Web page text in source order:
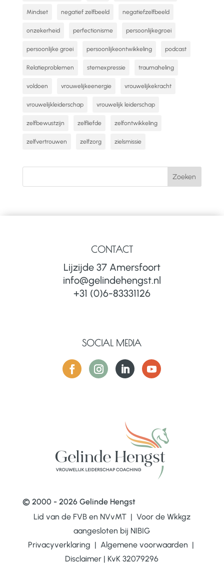
Mindset negatief zelfbeeld negatiefzelfbeeld
onzekerheid perfectionisme persoonlijkegroei
persoonlijke groei persoonlijkeontwikkeling podcast
Relatieproblemen stemexpressie traumaheling
voldoen vrouwelijkeenergie vrouwelijkekracht
vrouwelijkleiderschap vrouwelijk leiderschap
zelfbewustzijn zelfliefde zelfontwikkeling
zelfvertrouwen zelfzorg zielsmissie
CONTACT
Lijzijde 37 Amersfoort
info@gelindehengst.nl
+31 (0)6-83331126
SOCIAL MEDIA
© 2000 - 2026 Gelinde Hengst
Lid van de FVB en NVvMT | Voor de Wkkgz
aangesloten bij NIBIG
Privacyverklaring | Algemene voorwaarden |
Disclaimer | KvK 32079296